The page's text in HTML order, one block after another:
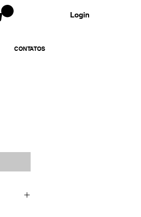
CONTATOS
Login